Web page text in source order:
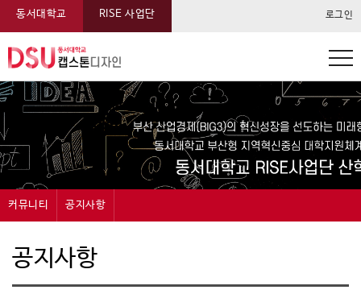
동서대학교 RISE 사업단 로그인
커뮤니티
과제신청
공지사항
묻고답하기
공지사항